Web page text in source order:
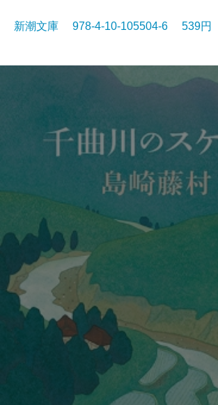
新潮文庫 978-4-10-105504-6 539円